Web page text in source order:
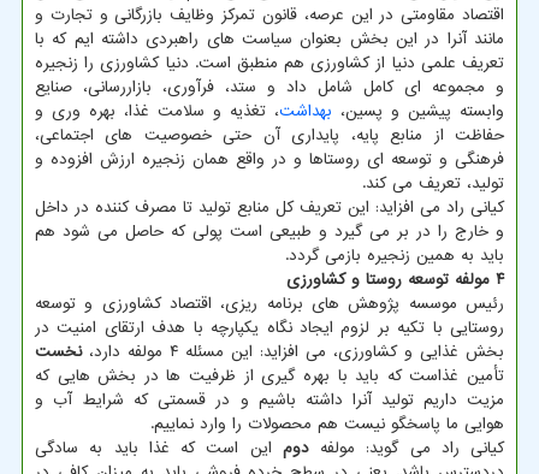
اقتصاد مقاومتی در این عرصه، قانون تمرکز وظایف بازرگانی و تجارت و
مانند آنرا در این بخش بعنوان سیاست های راهبردی داشته ایم که با
تعریف علمی دنیا از کشاورزی هم منطبق است. دنیا کشاورزی را زنجیره
و مجموعه ای کامل شامل داد و ستد، فرآوری، بازاررسانی، صنایع
وابسته پیشین و پسین، بهداشت، تغذیه و سلامت غذا، بهره وری و
حفاظت از منابع پایه، پایداری آن حتی خصوصیت های اجتماعی،
فرهنگی و توسعه ای روستاها و در واقع همان زنجیره ارزش افزوده و
تولید، تعریف می کند.
کیانی راد می افزاید: این تعریف کل منابع تولید تا مصرف کننده در داخل
و خارج را در بر می گیرد و طبیعی است پولی که حاصل می شود هم
باید به همین زنجیره بازمی گردد.
۴ مولفه توسعه روستا و کشاورزی
رئیس موسسه پژوهش های برنامه ریزی، اقتصاد کشاورزی و توسعه
روستایی با تکیه بر لزوم ایجاد نگاه یکپارچه با هدف ارتقای امنیت در
بخش غذایی و کشاورزی، می افزاید: این مسئله ۴ مولفه دارد،
نخست
تأمین غذاست که باید با بهره گیری از ظرفیت ها در بخش هایی که
مزیت داریم تولید آنرا داشته باشیم و در قسمتی که شرایط آب و
هوایی ما پاسخگو نیست هم محصولات را وارد نماییم.
کیانی راد می گوید: مولفهدوم این است که غذا باید به سادگی